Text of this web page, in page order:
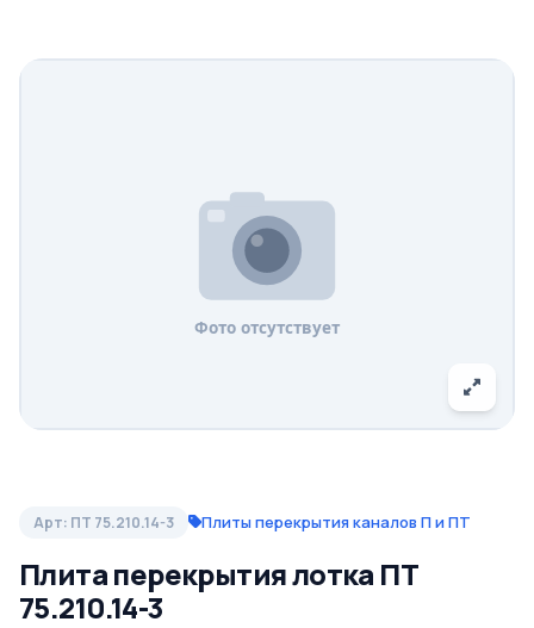
Арт: ПТ 75.210.14-3 Плиты перекрытия каналов П и ПТ
Плита перекрытия лотка ПТ
75.210.14-3